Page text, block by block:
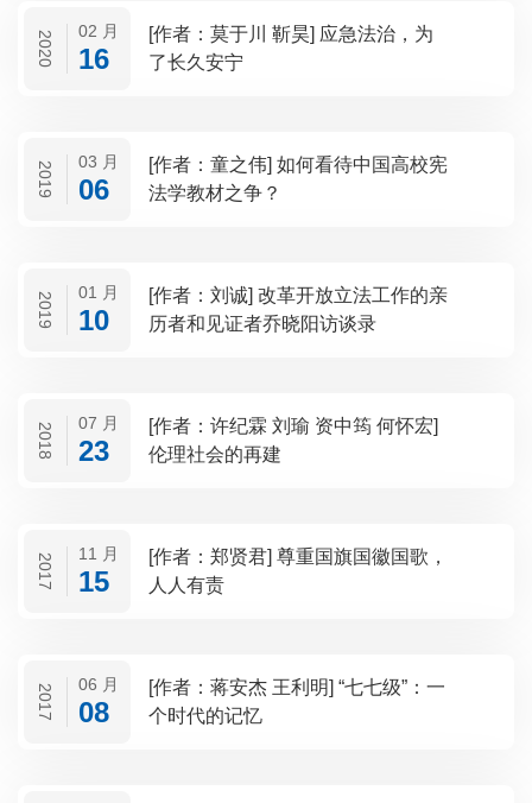
2020 02 月
16
[作者：莫于川 靳昊] 应急法治，为
了长久安宁
2019 03 月
06
[作者：童之伟] 如何看待中国高校宪
法学教材之争？
2019 01 月
10
[作者：刘诚] 改革开放立法工作的亲
历者和见证者乔晓阳访谈录
2018 07 月
23
[作者：许纪霖 刘瑜 资中筠 何怀宏]
伦理社会的再建
2017 11 月
15
[作者：郑贤君] 尊重国旗国徽国歌，
人人有责
2017 06 月
08
[作者：蒋安杰 王利明] “七七级”：一
个时代的记忆